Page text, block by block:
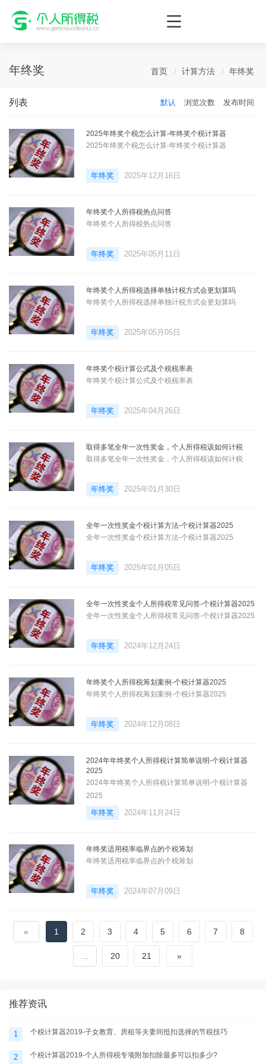
个人所得税网，最新个税资讯平台，您的个税管理专家！
年终奖 首页 计算方法 年终奖
列表 默认 浏览次数 发布时间
2025年终奖个税怎么计算-年终奖个税计算器
2025年终奖个税怎么计算-年终奖个税计算器
年终奖 2025年12月16日
年终奖个人所得税热点问答
年终奖个人所得税热点问答
年终奖 2025年05月11日
年终奖个人所得税选择单独计税方式会更划算吗
年终奖个人所得税选择单独计税方式会更划算吗
年终奖 2025年05月05日
年终奖个税计算公式及个税税率表
年终奖个税计算公式及个税税率表
年终奖 2025年04月26日
取得多笔全年一次性奖金，个人所得税该如何计税
取得多笔全年一次性奖金，个人所得税该如何计税
年终奖 2025年01月30日
全年一次性奖金个税计算方法-个税计算器2025
全年一次性奖金个税计算方法-个税计算器2025
年终奖 2025年01月05日
全年一次性奖金个人所得税常见问答-个税计算器2025
全年一次性奖金个人所得税常见问答-个税计算器2025
年终奖 2024年12月24日
年终奖个人所得税筹划案例-个税计算器2025
年终奖个人所得税筹划案例-个税计算器2025
年终奖 2024年12月08日
2024年年终奖个人所得税计算简单说明-个税计算器
2025
2024年年终奖个人所得税计算简单说明-个税计算器
2025
年终奖 2024年11月24日
年终奖适用税率临界点的个税筹划
年终奖适用税率临界点的个税筹划
年终奖 2024年07月09日
« 1 2 3 4 5 6 7 8
20 21 »
推荐资讯
1 个税计算器2019-子女教育、房租等夫妻间抵扣选择的节税技巧
2 个税计算器2019-个人所得税专项附加扣除最多可以扣多少?